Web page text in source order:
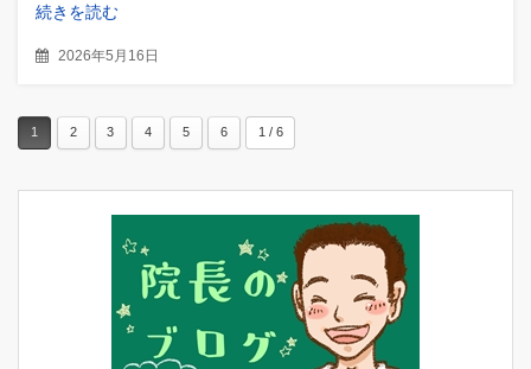
続きを読む
2026年5月16日
1 2 3 4 5 6 1 / 6